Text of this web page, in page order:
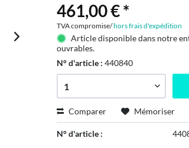
461,00 € *
TVA compromise/hors frais d'expédition
Article disponible dans notre
ouvrables.
N° d'article :440840
Comparer Mémoriser
N° d'article :